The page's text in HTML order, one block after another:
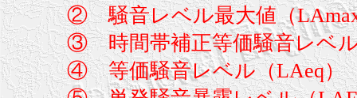
② 騒音レベル最大値（
③ 時間帯補正等価騒音レベル
④ 等価騒音レベル（LAeq）